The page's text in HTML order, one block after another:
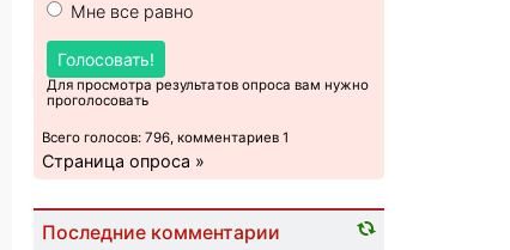
Мне все равно
Голосовать!
Для просмотра результатов опроса вам нужно
проголосовать
Всего голосов: 796, комментариев 1
Страница опроса »
Последние комментарии